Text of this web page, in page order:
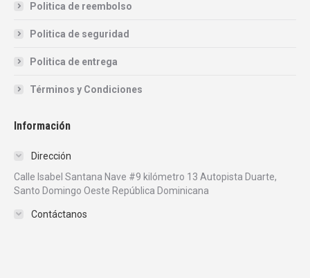
Politica de reembolso
Politica de seguridad
Politica de entrega
Términos y Condiciones
Información
Dirección
Calle Isabel Santana Nave #9 kilómetro 13 Autopista Duarte,
Santo Domingo Oeste República Dominicana
Contáctanos